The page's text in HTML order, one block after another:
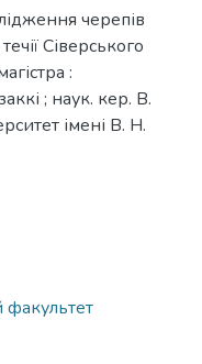
черепів
Сіверського
:
; наук. кер. В.
імені В. Н.
факультет